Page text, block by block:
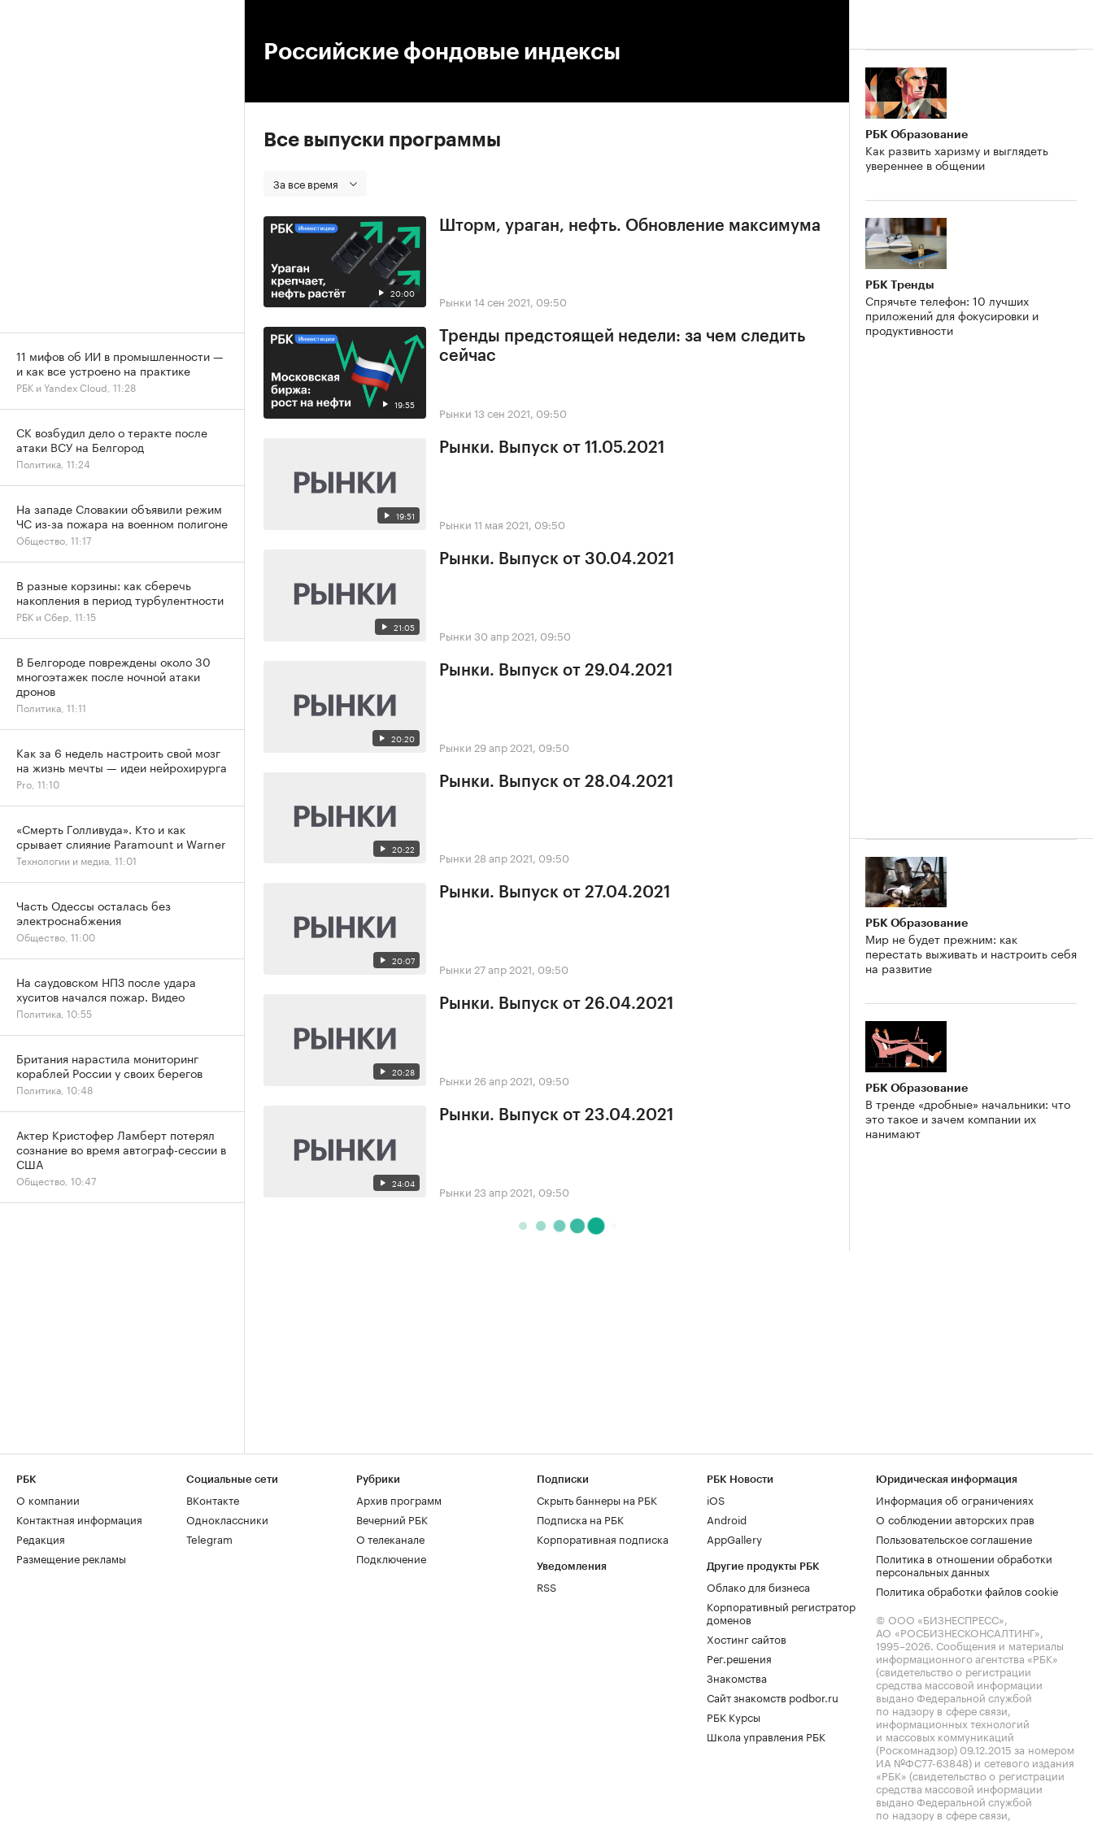
Российские фондовые индексы
Все выпуски программы
За все время
20:00
Шторм, ураган, нефть. Обновление максимума
Рынки 14 сен 2021, 09:50
19:55
Тренды предстоящей недели: за чем следить
сейчас
Рынки 13 сен 2021, 09:50
19:51
Рынки. Выпуск от 11.05.2021
Рынки 11 мая 2021, 09:50
21:05
Рынки. Выпуск от 30.04.2021
Рынки 30 апр 2021, 09:50
20:20
Рынки. Выпуск от 29.04.2021
Рынки 29 апр 2021, 09:50
20:22
Рынки. Выпуск от 28.04.2021
Рынки 28 апр 2021, 09:50
20:07
Рынки. Выпуск от 27.04.2021
Рынки 27 апр 2021, 09:50
20:28
Рынки. Выпуск от 26.04.2021
Рынки 26 апр 2021, 09:50
24:04
Рынки. Выпуск от 23.04.2021
Рынки 23 апр 2021, 09:50
РБК Образование
Как развить харизму и выглядеть
увереннее в общении
РБК Тренды
Спрячьте телефон: 10 лучших
приложений для фокусировки и
продуктивности
РБК Образование
Мир не будет прежним: как
перестать выживать и настроить себя
на развитие
РБК Образование
В тренде «дробные» начальники: что
это такое и зачем компании их
нанимают
11 мифов об ИИ в промышленности —
и как все устроено на практике
РБК и Yandex Cloud, 11:28
СК возбудил дело о теракте после
атаки ВСУ на Белгород
Политика, 11:24
На западе Словакии объявили режим
ЧС из-за пожара на военном полигоне
Общество, 11:17
В разные корзины: как сберечь
накопления в период турбулентности
РБК и Сбер, 11:15
В Белгороде повреждены около 30
многоэтажек после ночной атаки
дронов
Политика, 11:11
Как за 6 недель настроить свой мозг
на жизнь мечты — идеи нейрохирурга
Pro, 11:10
«Смерть Голливуда». Кто и как
срывает слияние Paramount и Warner
Технологии и медиа, 11:01
Часть Одессы осталась без
электроснабжения
Общество, 11:00
На саудовском НПЗ после удара
хуситов начался пожар. Видео
Политика, 10:55
Британия нарастила мониторинг
кораблей России у своих берегов
Политика, 10:48
Актер Кристофер Ламберт потерял
сознание во время автограф-сессии в
США
Общество, 10:47
РБК
О компании
Контактная информация
Редакция
Размещение рекламы
Социальные сети
ВКонтакте
Одноклассники
Telegram
Рубрики
Архив программ
Вечерний РБК
О телеканале
Подключение
Подписки
Скрыть баннеры на РБК
Подписка на РБК
Корпоративная подписка
Уведомления
RSS
РБК Новости
iOS
Android
AppGallery
Другие продукты РБК
Облако для бизнеса
Корпоративный регистратор
доменов
Хостинг сайтов
Рег.решения
Знакомства
Сайт знакомств podbor.ru
РБК Курсы
Школа управления РБК
Юридическая информация
Информация об ограничениях
О соблюдении авторских прав
Пользовательское соглашение
Политика в отношении обработки
персональных данных
Политика обработки файлов cookie
© ООО «БИЗНЕСПРЕСС»,
АО «РОСБИЗНЕСКОНСАЛТИНГ»,
1995–2026. Сообщения и материалы
информационного агентства «РБК»
(свидетельство о регистрации
средства массовой информации
выдано Федеральной службой
по надзору в сфере связи,
информационных технологий
и массовых коммуникаций
(Роскомнадзор) 09.12.2015 за номером
ИА №ФС77-63848) и сетевого издания
«РБК» (свидетельство о регистрации
средства массовой информации
выдано Федеральной службой
по надзору в сфере связи,